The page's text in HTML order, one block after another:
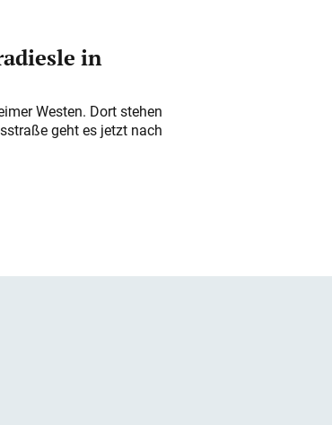
in
Westen. Dort stehen
geht es jetzt nach